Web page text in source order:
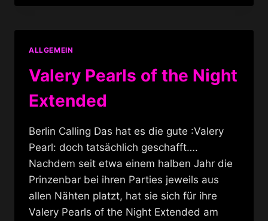
KIM
ALLGEMEIN
Valery Pearls of the Night
Extended
Berlin Calling Das hat es die gute :Valery
Pearl: doch tatsächlich geschafft….
Nachdem seit etwa einem halben Jahr die
Prinzenbar bei ihren Parties jeweils aus
allen Nähten platzt, hat sie sich für ihre
Valery Pearls of the Night Extended am